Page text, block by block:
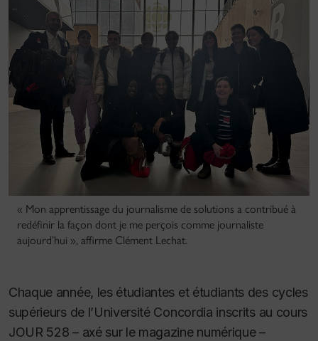
« Mon apprentissage du journalisme de solutions a contribué à
redéfinir la façon dont je me perçois comme journaliste
aujourd’hui », affirme Clément Lechat.
Chaque année, les étudiantes et étudiants des cycles
supérieurs de l’Université Concordia inscrits au cours
JOUR 528 – axé sur le magazine numérique –